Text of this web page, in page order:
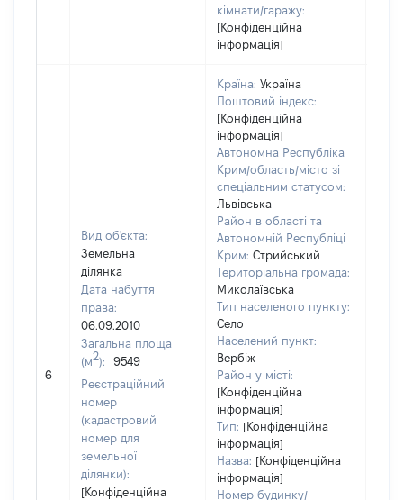
кімнати/гаражу:
[Конфіденційна
інформація]
6
Вид об'єкта:
Земельна
ділянка
Дата набуття
права:
06.09.2010
Загальна площа
(м2):
9549
Реєстраційний
номер
(кадастровий
номер для
земельної
ділянки):
[Конфіденційна
Країна: Україна
Поштовий індекс:
[Конфіденційна
інформація]
Автономна Республіка
Крим/область/місто зі
спеціальним статусом:
Львівська
Район в області та
Автономній Республіці
Крим: Стрийський
Територіальна громада:
Миколаївська
Тип населеного пункту:
Село
Населений пункт:
Вербіж
Район у місті:
[Конфіденційна
інформація]
Тип: [Конфіденційна
інформація]
Назва: [Конфіденційна
інформація]
Номер будинку/